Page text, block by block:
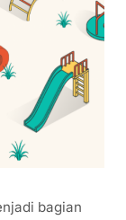
bagian